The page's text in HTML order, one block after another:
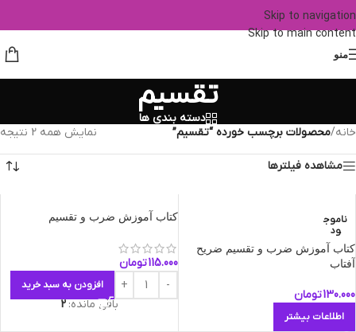
Skip to navigation
Skip to main content
منو
تقسیم
دسته بندی ها
خانه/محصولات برچسب خورده “تقسیم” نمایش همه 2 نتیجه
مشاهده فیلترها
ناموج
ود
کتاب آموزش ضرب و تقسیم ضریح
آفتاب
130.000تومان
اطلاعات بیشتر
کتاب آموزش ضرب و تقسیم
115.000تومان
افزودن به سبد خرید
باقی مانده:2